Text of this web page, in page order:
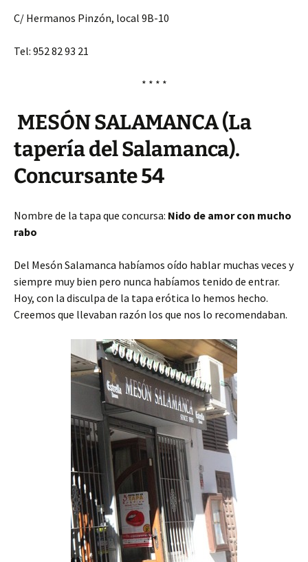
C/ Hermanos Pinzón, local 9B-10
Tel: 952 82 93 21
* * * *
MESÓN SALAMANCA (La
tapería del Salamanca).
Concursante 54
Nombre de la tapa que concursa: Nido de amor con mucho
rabo
Del Mesón Salamanca habíamos oído hablar muchas veces y
siempre muy bien pero nunca habíamos tenido de entrar.
Hoy, con la disculpa de la tapa erótica lo hemos hecho.
Creemos que llevaban razón los que nos lo recomendaban.